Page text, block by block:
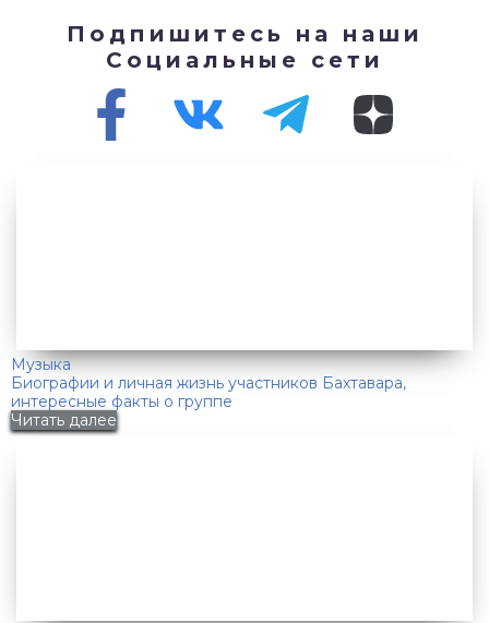
Подпишитесь на наши
Социальные сети
Музыка
Биографии и личная жизнь участников Бахтавара,
интересные факты о группе
Читать далее